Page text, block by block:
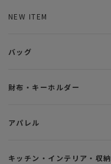
NEW ITEM
バッグ
財布・キーホルダー
アパレル
キッチン・インテリア・収納